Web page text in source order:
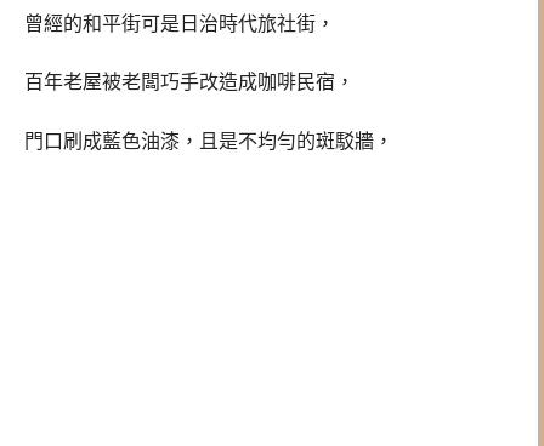
曾經的和平街可是日治時代旅社街，
百年老屋被老闆巧手改造成咖啡民宿，
門口刷成藍色油漆，且是不均勻的斑駁牆，